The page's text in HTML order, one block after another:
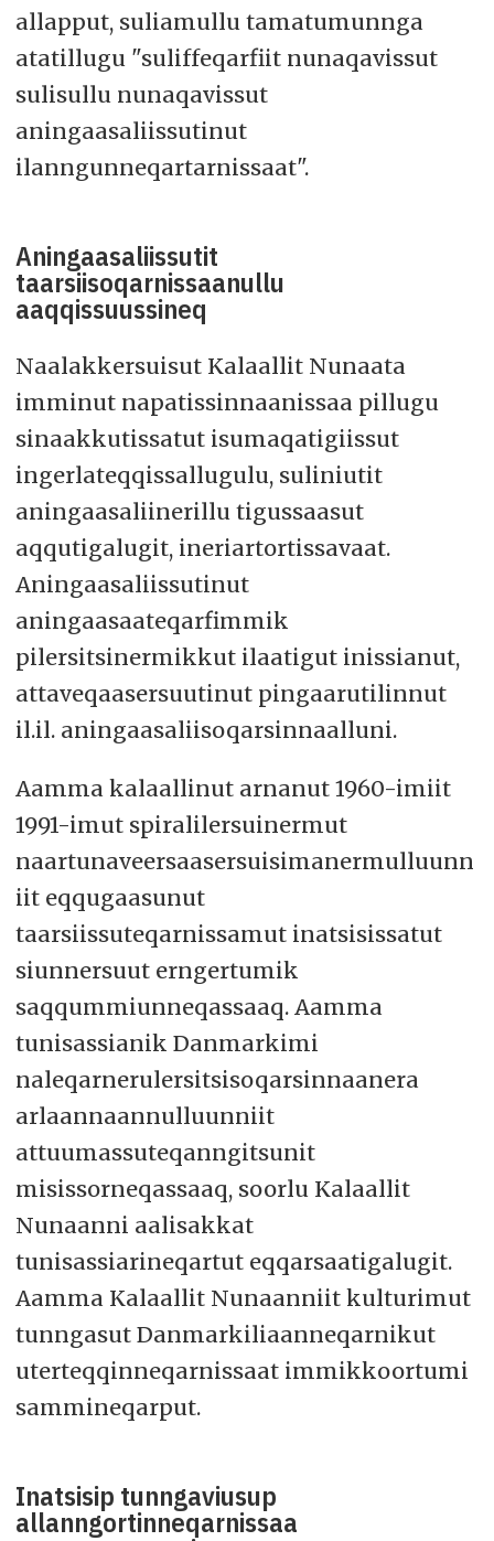
allapput, suliamullu tamatumunnga
atatillugu "suliffeqarfiit nunaqavissut
sulisullu nunaqavissut
aningaasaliissutinut
ilanngunneqartarnissaat".
Aningaasaliissutit
taarsiisoqarnissaanullu
aaqqissuussineq
Naalakkersuisut Kalaallit Nunaata
imminut napatissinnaanissaa pillugu
sinaakkutissatut isumaqatigiissut
ingerlateqqissallugulu, suliniutit
aningaasaliinerillu tigussaasut
aqqutigalugit, ineriartortissavaat.
Aningaasaliissutinut
aningaasaateqarfimmik
pilersitsinermikkut ilaatigut inissianut,
attaveqaasersuutinut pingaarutilinnut
il.il. aningaasaliisoqarsinnaalluni.
Aamma kalaallinut arnanut 1960-imiit
1991-imut spiralilersuinermut
naartunaveersaasersuisimanermulluunn
iit eqqugaasunut
taarsiissuteqarnissamut inatsisissatut
siunnersuut erngertumik
saqqummiunneqassaaq. Aamma
tunisassianik Danmarkimi
naleqarnerulersitsisoqarsinnaanera
arlaannaannulluunniit
attuumassuteqanngitsunit
misissorneqassaaq, soorlu Kalaallit
Nunaanni aalisakkat
tunisassiarineqartut eqqarsaatigalugit.
Aamma Kalaallit Nunaanniit kulturimut
tunngasut Danmarkiliaanneqarnikut
uterteqqinneqarnissaat immikkoortumi
sammineqarput.
Inatsisip tunngaviusup
allanngortinneqarnissaa